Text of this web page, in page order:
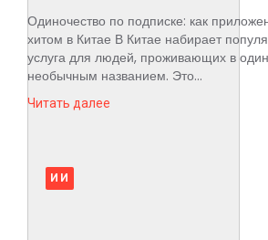
Одиночество по подписке: как
хитом в Китае В Китае набирает
услуга для людей, проживающих в
необычным названием. Это...
Читать далее
ИИ